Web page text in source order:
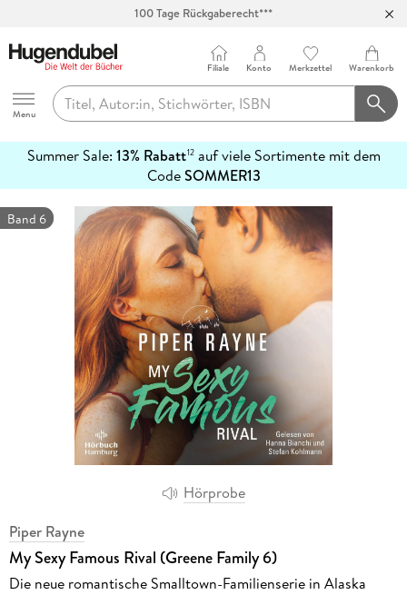
Hugendubel
Menu
Filiale Konto Merkzettel Warenkorb
Summer Sale: 13% Rabatt12auf viele Sortimente mit dem
CodeSOMMER13
erfahren
Hörprobe
Band 6
Piper Rayne
My Sexy Famous Rival (Greene Family 6)
Die neue romantische Smalltown-Familienserie in Alaska